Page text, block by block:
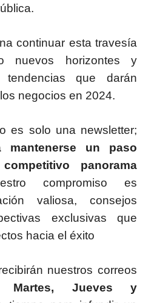
continuar esta travesía
nuevos horizontes y
tendencias que darán
negocios en 2024.
es solo una newsletter;
mantenerse un paso
panorama
compromiso es
valiosa, consejos
exclusivas que
hacia el éxito
nuestros correos
Martes, Jueves y